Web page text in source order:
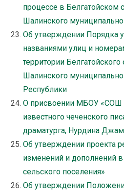
процессе в Белгатойском
Шалинского
Об утверждении Порядка
названиями улиц и
территории
Шалинского
Республики
О присвоении МБОУ «СОШ
известного чеченского
драматурга, Нурдина
Об утверждении проекта
изменений и дополнений в
сельского поселения»
Об утверждении